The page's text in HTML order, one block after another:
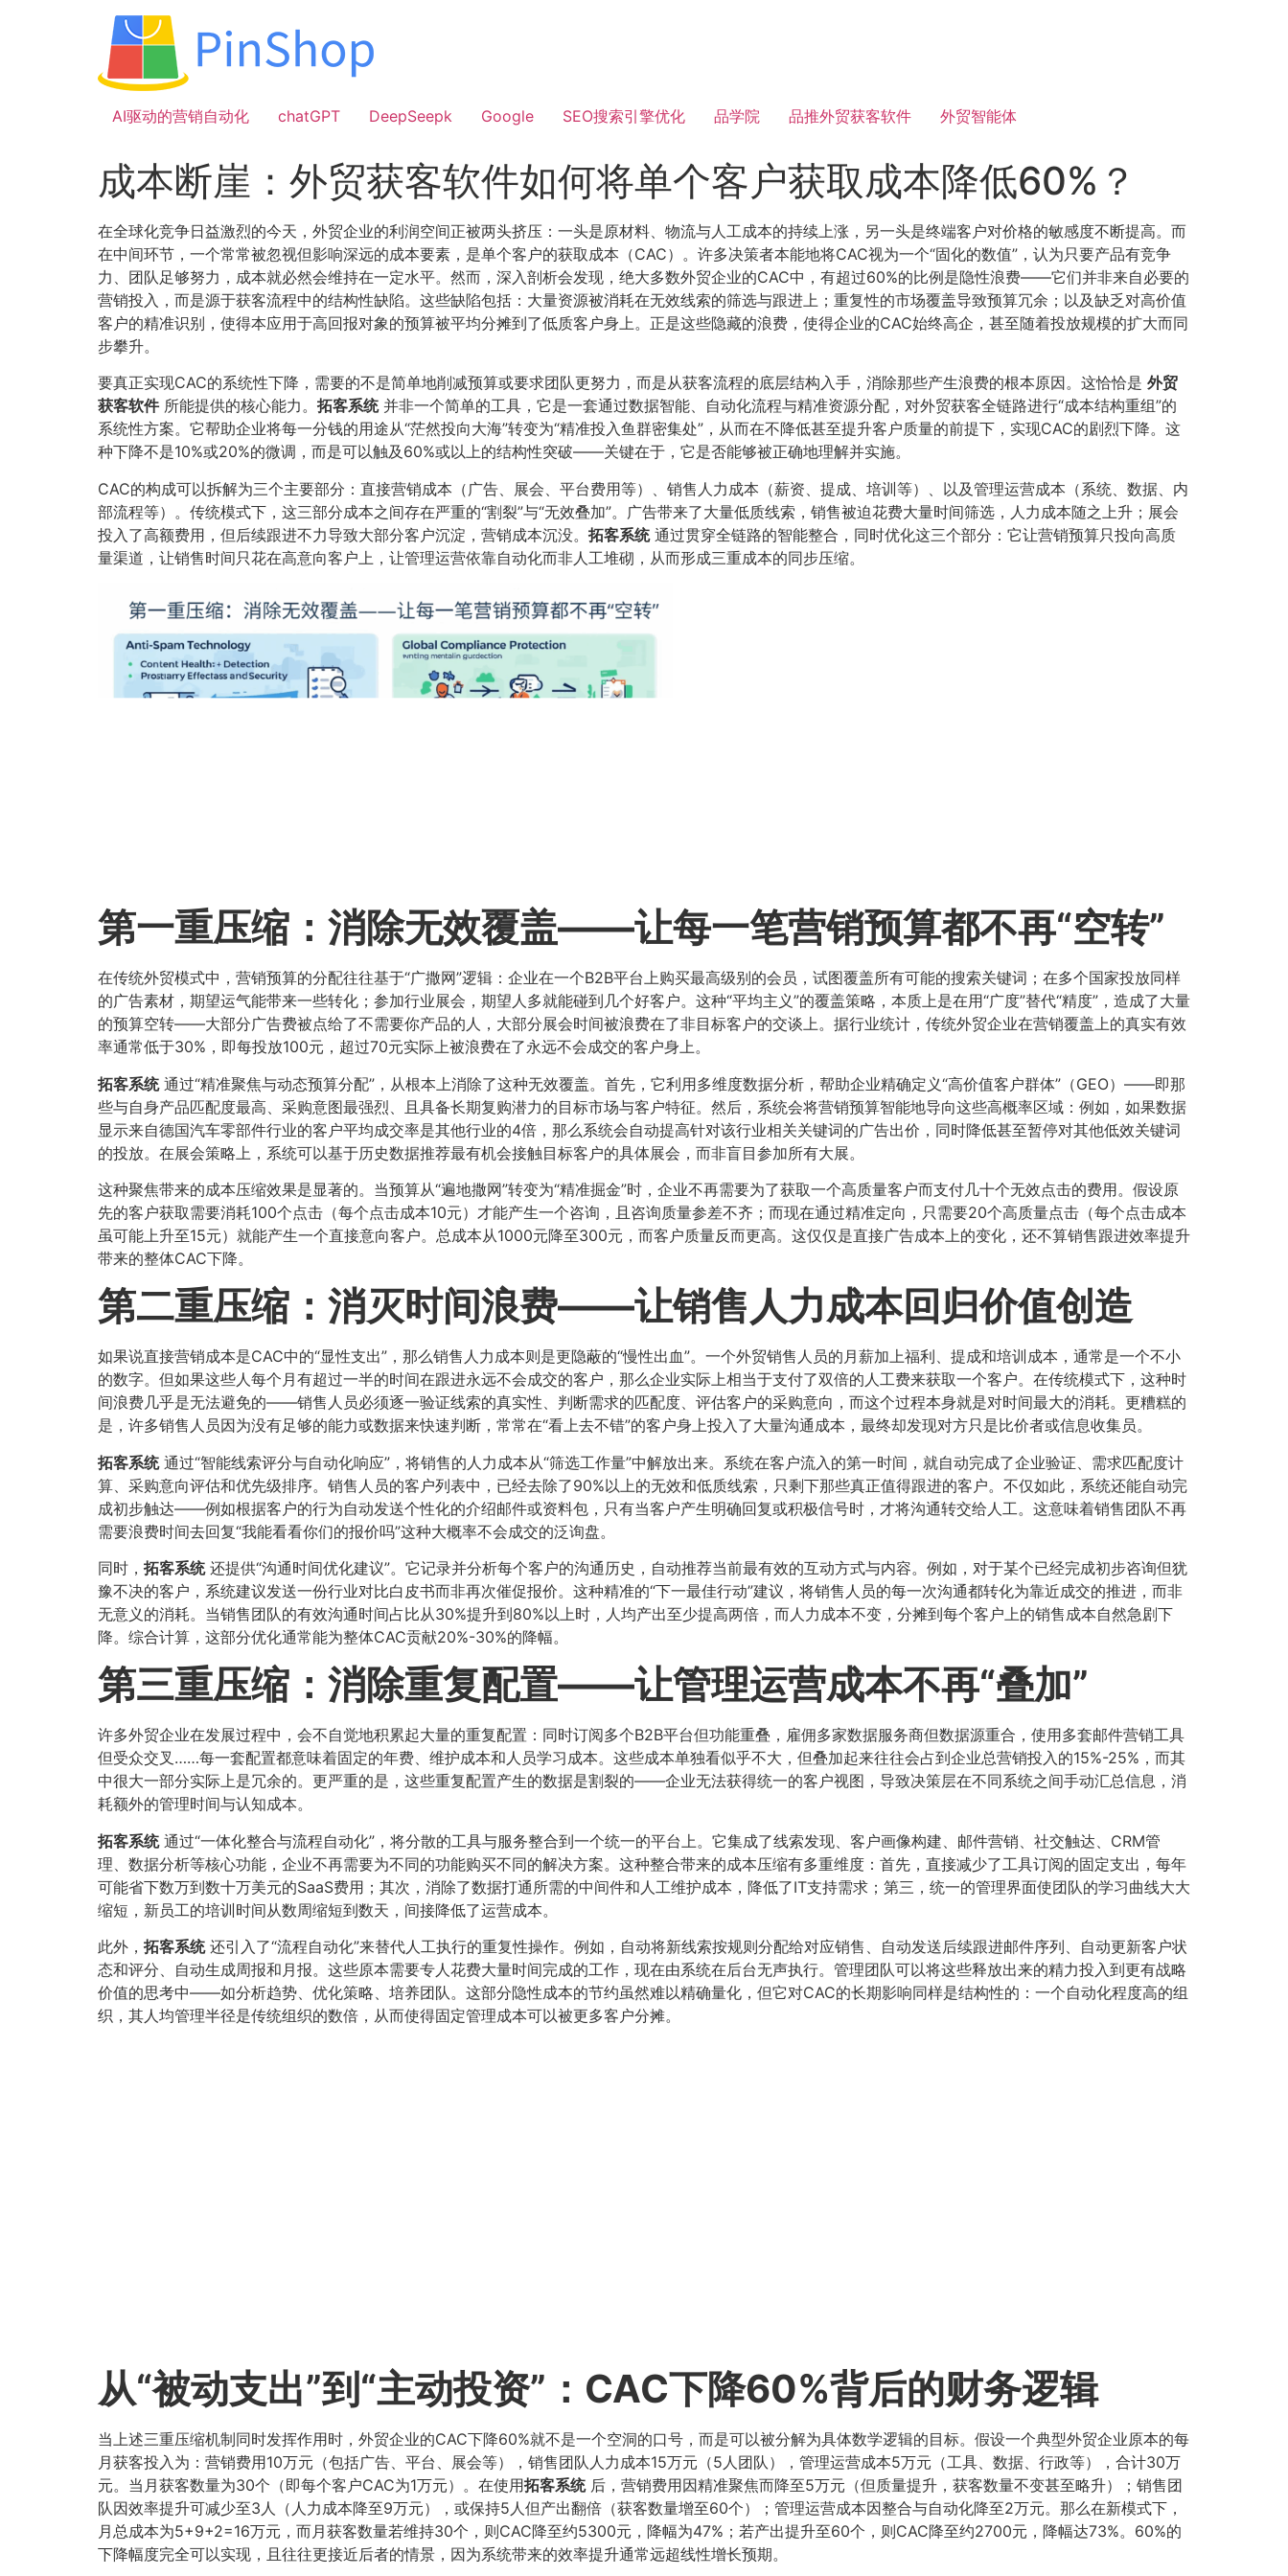
AI驱动的营销自动化
chatGPT DeepSeepk Google SEO搜索引擎优化 品学院 品推外贸获客软件 外贸智能体
成本断崖：外贸获客软件如何将单个客户获取成本降低60%？
在全球化竞争日益激烈的今天，外贸企业的利润空间正被两头挤压：一头是原材料、物流与人工成本的持续上涨，另一头是终端客户对价格的敏感度不断提高。而
在中间环节，一个常常被忽视但影响深远的成本要素，是单个客户的获取成本（CAC）。许多决策者本能地将CAC视为一个“固化的数值”，认为只要产品有竞争
力、团队足够努力，成本就必然会维持在一定水平。然而，深入剖析会发现，绝大多数外贸企业的CAC中，有超过60%的比例是隐性浪费——它们并非来自必要的
营销投入，而是源于获客流程中的结构性缺陷。这些缺陷包括：大量资源被消耗在无效线索的筛选与跟进上；重复性的市场覆盖导致预算冗余；以及缺乏对高价值
客户的精准识别，使得本应用于高回报对象的预算被平均分摊到了低质客户身上。正是这些隐藏的浪费，使得企业的CAC始终高企，甚至随着投放规模的扩大而同
步攀升。
要真正实现CAC的系统性下降，需要的不是简单地削减预算或要求团队更努力，而是从获客流程的底层结构入手，消除那些产生浪费的根本原因。这恰恰是 外贸
获客软件所能提供的核心能力。​ 拓客系统并非一个简单的工具，它是一套通过数据智能、自动化流程与精准资源分配，对外贸获客全链路进行“成本结构重组”的
系统性方案。它帮助企业将每一分钱的用途从“茫然投向大海”转变为“精准投入鱼群密集处”，从而在不降低甚至提升客户质量的前提下，实现CAC的剧烈下降。这
种下降不是10%或20%的微调，而是可以触及60%或以上的结构性突破——关键在于，它是否能够被正确地理解并实施。
CAC的构成可以拆解为三个主要部分：直接营销成本（广告、展会、平台费用等）、销售人力成本（薪资、提成、培训等）、以及管理运营成本（系统、数据、内
部流程等）。传统模式下，这三部分成本之间存在严重的“割裂”与“无效叠加”。广告带来了大量低质线索，销售被迫花费大量时间筛选，人力成本随之上升；展会
投入了高额费用，但后续跟进不力导致大部分客户沉淀，营销成本沉没。 拓客系统通过贯穿全链路的智能整合，同时优化这三个部分：它让营销预算只投向高质
量渠道，让销售时间只花在高意向客户上，让管理运营依靠自动化而非人工堆砌，从而形成三重成本的同步压缩。
第一重压缩：消除无效覆盖——让每一笔营销预算都不再“空转”​
在传统外贸模式中，营销预算的分配往往基于“广撒网”逻辑：企业在一个B2B平台上购买最高级别的会员，试图覆盖所有可能的搜索关键词；在多个国家投放同样
的广告素材，期望运气能带来一些转化；参加行业展会，期望人多就能碰到几个好客户。这种“平均主义”的覆盖策略，本质上是在用“广度”替代“精度”，造成了大量
的预算空转——大部分广告费被点给了不需要你产品的人，大部分展会时间被浪费在了非目标客户的交谈上。据行业统计，传统外贸企业在营销覆盖上的真实有效
率通常低于30%，即每投放100元，超过70元实际上被浪费在了永远不会成交的客户身上。
拓客系统通过“精准聚焦与动态预算分配”，从根本上消除了这种无效覆盖。首先，它利用多维度数据分析，帮助企业精确定义“高价值客户群体”（GEO）——即那
些与自身产品匹配度最高、采购意图最强烈、且具备长期复购潜力的目标市场与客户特征。然后，系统会将营销预算智能地导向这些高概率区域：例如，如果数据
显示来自德国汽车零部件行业的客户平均成交率是其他行业的4倍，那么系统会自动提高针对该行业相关关键词的广告出价，同时降低甚至暂停对其他低效关键词
的投放。在展会策略上，系统可以基于历史数据推荐最有机会接触目标客户的具体展会，而非盲目参加所有大展。
这种聚焦带来的成本压缩效果是显著的。当预算从“遍地撒网”转变为“精准掘金”时，企业不再需要为了获取一个高质量客户而支付几十个无效点击的费用。假设原
先的客户获取需要消耗100个点击（每个点击成本10元）才能产生一个咨询，且咨询质量参差不齐；而现在通过精准定向，只需要20个高质量点击（每个点击成本
虽可能上升至15元）就能产生一个直接意向客户。总成本从1000元降至300元，而客户质量反而更高。这仅仅是直接广告成本上的变化，还不算销售跟进效率提升
带来的整体CAC下降。
第二重压缩：消灭时间浪费——让销售人力成本回归价值创造
如果说直接营销成本是CAC中的“显性支出”，那么销售人力成本则是更隐蔽的“慢性出血”。一个外贸销售人员的月薪加上福利、提成和培训成本，通常是一个不小
的数字。但如果这些人每个月有超过一半的时间在跟进永远不会成交的客户，那么企业实际上相当于支付了双倍的人工费来获取一个客户。在传统模式下，这种时
间浪费几乎是无法避免的——销售人员必须逐一验证线索的真实性、判断需求的匹配度、评估客户的采购意向，而这个过程本身就是对时间最大的消耗。更糟糕的
是，许多销售人员因为没有足够的能力或数据来快速判断，常常在“看上去不错”的客户身上投入了大量沟通成本，最终却发现对方只是比价者或信息收集员。
拓客系统通过“智能线索评分与自动化响应”，将销售的人力成本从“筛选工作量”中解放出来。系统在客户流入的第一时间，就自动完成了企业验证、需求匹配度计
算、采购意向评估和优先级排序。销售人员的客户列表中，已经去除了90%以上的无效和低质线索，只剩下那些真正值得跟进的客户。不仅如此，系统还能自动完
成初步触达——例如根据客户的行为自动发送个性化的介绍邮件或资料包，只有当客户产生明确回复或积极信号时，才将沟通转交给人工。这意味着销售团队不再
需要浪费时间去回复“我能看看你们的报价吗”这种大概率不会成交的泛询盘。
同时， 拓客系统还提供“沟通时间优化建议”。它记录并分析每个客户的沟通历史，自动推荐当前最有效的互动方式与内容。例如，对于某个已经完成初步咨询但犹
豫不决的客户，系统建议发送一份行业对比白皮书而非再次催促报价。这种精准的“下一最佳行动”建议，将销售人员的每一次沟通都转化为靠近成交的推进，而非
无意义的消耗。当销售团队的有效沟通时间占比从30%提升到80%以上时，人均产出至少提高两倍，而人力成本不变，分摊到每个客户上的销售成本自然急剧下
降。综合计算，这部分优化通常能为整体CAC贡献20%-30%的降幅。
第三重压缩：消除重复配置——让管理运营成本不再“叠加”​
许多外贸企业在发展过程中，会不自觉地积累起大量的重复配置：同时订阅多个B2B平台但功能重叠，雇佣多家数据服务商但数据源重合，使用多套邮件营销工具
但受众交叉……每一套配置都意味着固定的年费、维护成本和人员学习成本。这些成本单独看似乎不大，但叠加起来往往会占到企业总营销投入的15%-25%，而其
中很大一部分实际上是冗余的。更严重的是，这些重复配置产生的数据是割裂的——企业无法获得统一的客户视图，导致决策层在不同系统之间手动汇总信息，消
耗额外的管理时间与认知成本。
拓客系统通过“一体化整合与流程自动化”，将分散的工具与服务整合到一个统一的平台上。它集成了线索发现、客户画像构建、邮件营销、社交触达、CRM管
理、数据分析等核心功能，企业不再需要为不同的功能购买不同的解决方案。这种整合带来的成本压缩有多重维度：首先，直接减少了工具订阅的固定支出，每年
可能省下数万到数十万美元的SaaS费用；其次，消除了数据打通所需的中间件和人工维护成本，降低了IT支持需求；第三，统一的管理界面使团队的学习曲线大大
缩短，新员工的培训时间从数周缩短到数天，间接降低了运营成本。
此外， 拓客系统还引入了“流程自动化”来替代人工执行的重复性操作。例如，自动将新线索按规则分配给对应销售、自动发送后续跟进邮件序列、自动更新客户状
态和评分、自动生成周报和月报。这些原本需要专人花费大量时间完成的工作，现在由系统在后台无声执行。管理团队可以将这些释放出来的精力投入到更有战略
价值的思考中——如分析趋势、优化策略、培养团队。这部分隐性成本的节约虽然难以精确量化，但它对CAC的长期影响同样是结构性的：一个自动化程度高的组
织，其人均管理半径是传统组织的数倍，从而使得固定管理成本可以被更多客户分摊。
从“被动支出”到“主动投资”：CAC下降60%背后的财务逻辑
当上述三重压缩机制同时发挥作用时，外贸企业的CAC下降60%就不是一个空洞的口号，而是可以被分解为具体数学逻辑的目标。假设一个典型外贸企业原本的每
月获客投入为：营销费用10万元（包括广告、平台、展会等），销售团队人力成本15万元（5人团队），管理运营成本5万元（工具、数据、行政等），合计30万
元。当月获客数量为30个（即每个客户CAC为1万元）。在使用拓客系统后，营销费用因精准聚焦而降至5万元（但质量提升，获客数量不变甚至略升）；销售团
队因效率提升可减少至3人（人力成本降至9万元），或保持5人但产出翻倍（获客数量增至60个）；管理运营成本因整合与自动化降至2万元。那么在新模式下，
月总成本为5+9+2=16万元，而月获客数量若维持30个，则CAC降至约5300元，降幅为47%；若产出提升至60个，则CAC降至约2700元，降幅达73%。60%的
下降幅度完全可以实现，且往往更接近后者的情景，因为系统带来的效率提升通常远超线性增长预期。